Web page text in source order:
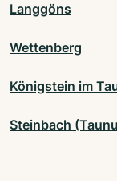
Langgöns
Wettenberg
Königstein im
Steinbach